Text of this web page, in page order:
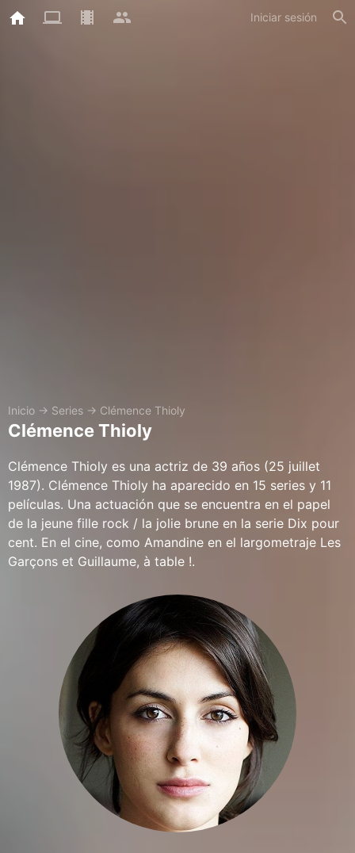
Iniciar sesión
Inicio → Series → Clémence Thioly
Clémence Thioly
Clémence Thioly es una actriz de 39 años (25 juillet
1987). Clémence Thioly ha aparecido en 15 series y 11
películas. Una actuación que se encuentra en el papel
de la jeune fille rock / la jolie brune en la serie Dix pour
cent. En el cine, como Amandine en el largometraje Les
Garçons et Guillaume, à table !.